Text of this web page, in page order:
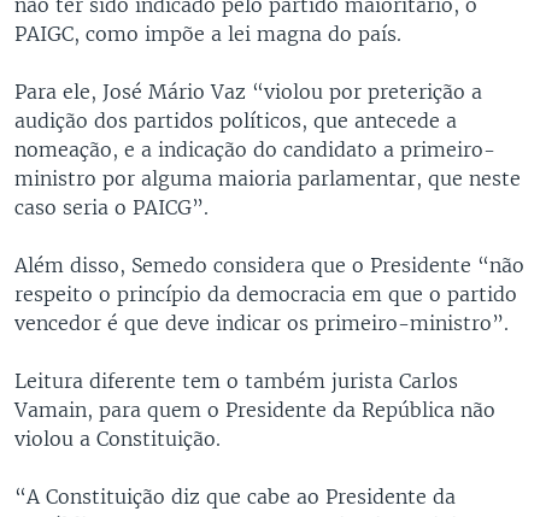
PAIGC, como impõe a lei magna do país.
Para ele, José Mário Vaz “violou por preterição a
audição dos partidos políticos, que antecede a
nomeação, e a indicação do candidato a primeiro-
ministro por alguma maioria parlamentar, que neste
caso seria o PAICG”.
Além disso, Semedo considera que o Presidente “não
respeito o princípio da democracia em que o partido
vencedor é que deve indicar os primeiro-ministro”.
Leitura diferente tem o também jurista Carlos
Vamain, para quem o Presidente da República não
violou a Constituição.
“A Constituição diz que cabe ao Presidente da